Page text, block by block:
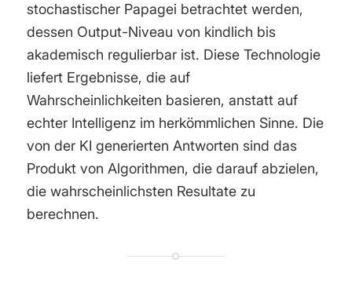
stochastischer Papagei betrachtet werden,
dessen Output-Niveau von kindlich bis
akademisch regulierbar ist. Diese Technologie
liefert Ergebnisse, die auf
Wahrscheinlichkeiten basieren, anstatt auf
echter Intelligenz im herkömmlichen Sinne. Die
von der KI generierten Antworten sind das
Produkt von Algorithmen, die darauf abzielen,
die wahrscheinlichsten Resultate zu
berechnen.